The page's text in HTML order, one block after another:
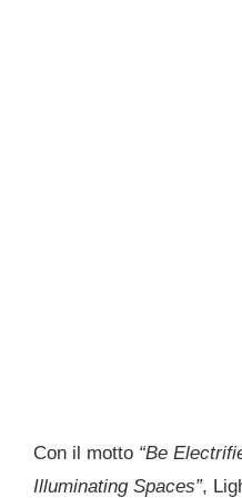
Con il motto “Be
Illuminating Spaces”,